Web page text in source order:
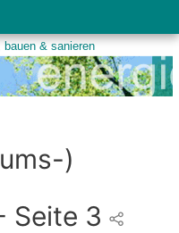
)
Seite 3